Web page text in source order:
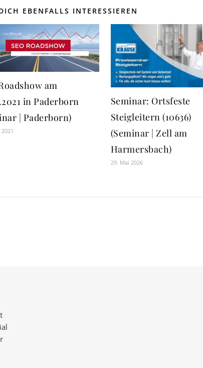
EBENFALLS INTERESSIEREN
am
in Paderborn
| Paderborn)
Seminar: Ortsfeste
Steigleitern (10636)
(Seminar | Zell am
Harmersbach)
29. Mai 2026